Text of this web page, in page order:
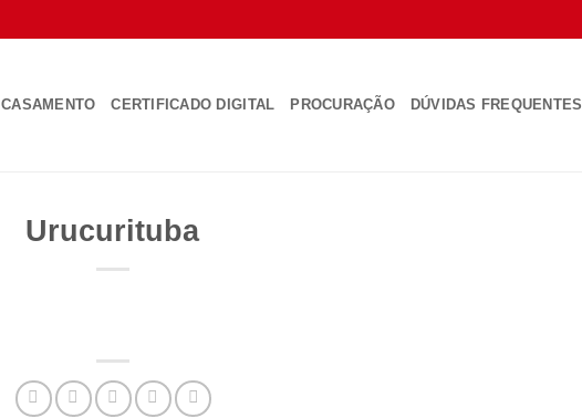
CASAMENTO CERTIFICADO DIGITAL PROCURAÇÃO DÚVIDAS FREQUENTES
Urucurituba